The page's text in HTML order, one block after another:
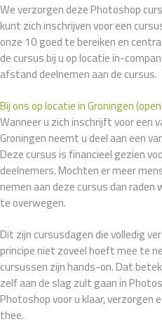
We verzorgen deze Photoshop
kunt zich inschrijven voor een
onze 10 goed te bereiken en
de cursus bij u op locatie in-
afstand deelnemen aan de cursus.
Bij ons op locatie in Groningen
Wanneer u zich inschrijft voor een
Groningen neemt u deel aan een
Deze cursus is financieel gezien
deelnemers. Mochten er meer
nemen aan deze cursus dan raden
te overwegen.
Dit zijn cursusdagen die volledig
principe niet zoveel hoeft mee te
cursussen zijn hands-on. Dat
zelf aan de slag zult gaan in
Photoshop voor u klaar, verzorgen
thee.